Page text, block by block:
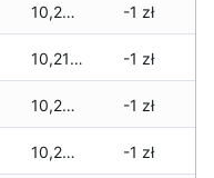
10,220 zł -1 zł
10,210 zł -1 zł
10,200 zł -1 zł
10,200 zł -1 zł